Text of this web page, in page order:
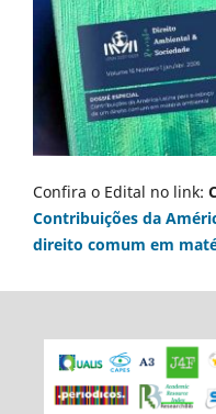
Confira o Edital no link:
Contribuições da
direito comum em